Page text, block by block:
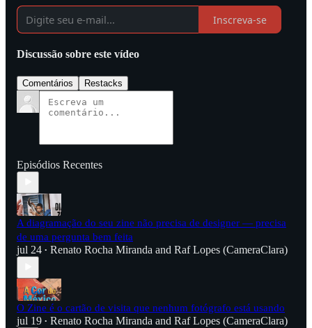
Inscreva-se
Discussão sobre este vídeo
Comentários Restacks
Episódios Recentes
A diagramação do seu zine não precisa de designer — precisa
de uma pergunta bem feita
jul 24 • Renato Rocha Miranda and Raf Lopes (CameraClara)
O Zine é o cartão de visita que nenhum fotógrafo está usando
jul 19 • Renato Rocha Miranda and Raf Lopes (CameraClara)